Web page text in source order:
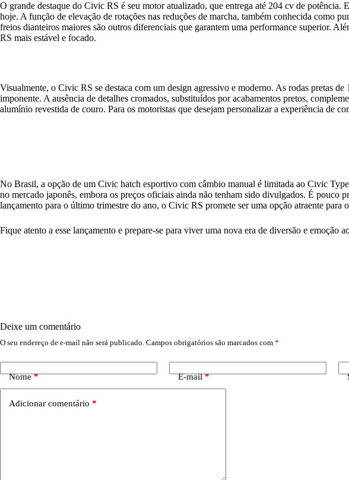
O grande destaque do Civic RS é seu motor atualizado, que entrega até 204 cv de
hoje. A função de elevação de rotações nas reduções de marcha, também conhecida como
freios dianteiros maiores são outros diferenciais que garantem uma performance superior.
RS mais estável e focado.
Visualmente, o Civic RS se destaca com um design agressivo e moderno. As rodas pretas
imponente. A ausência de detalhes cromados, substituídos por acabamentos pretos,
alumínio revestida de couro. Para os motoristas que desejam personalizar a experiência de
No Brasil, a opção de um Civic hatch esportivo com câmbio manual é limitada ao Civic
no mercado japonês, embora os preços oficiais ainda não tenham sido divulgados. É
lançamento para o último trimestre do ano, o Civic RS promete ser uma opção atraente
Fique atento a esse lançamento e prepare-se para viver uma nova era de diversão e emoção
Deixe um comentário
O seu endereço de e-mail não será publicado. Campos obrigatórios são marcados com *
Nome* E-mail*
Adicionar comentário *